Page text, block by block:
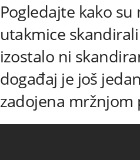
Pogledajte kako su
utakmice skandirali
izostalo ni
događaj je još
zadojena mržnjom